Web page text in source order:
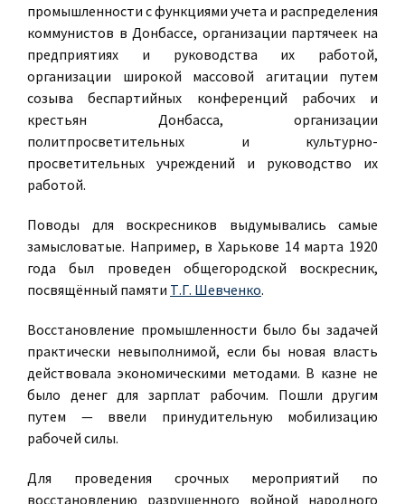
промышленности с функциями учета и распределения
коммунистов в Донбассе, организации партячеек на
предприятиях и руководства их работой,
организации широкой массовой агитации путем
созыва беспартийных конференций рабочих и
крестьян Донбасса, организации
политпросветительных и культурно-
просветительных учреждений и руководство их
работой.
Поводы для воскресников выдумывались самые
замысловатые. Например, в Харькове 14 марта 1920
года был проведен общегородской воскресник,
посвящённый памяти Т.Г. Шевченко.
Восстановление промышленности было бы задачей
практически невыполнимой, если бы новая власть
действовала экономическими методами. В казне не
было денег для зарплат рабочим. Пошли другим
путем — ввели принудительную мобилизацию
рабочей силы.
Для проведения срочных мероприятий по
восстановлению разрушенного войной народного